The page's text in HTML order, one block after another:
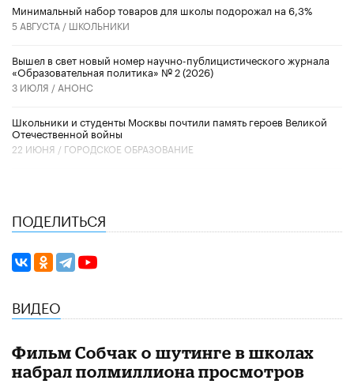
Минимальный набор товаров для школы подорожал на 6,3%
5 АВГУСТА / ШКОЛЬНИКИ
Вышел в свет новый номер научно-публицистического журнала
«Образовательная политика» № 2 (2026)
3 ИЮЛЯ / АНОНС
Школьники и студенты Москвы почтили память героев Великой
Отечественной войны
22 ИЮНЯ / ГОРОДСКОЕ ОБРАЗОВАНИЕ
ПОДЕЛИТЬСЯ
ВИДЕО
Фильм Собчак о шутинге в школах
набрал полмиллиона просмотров